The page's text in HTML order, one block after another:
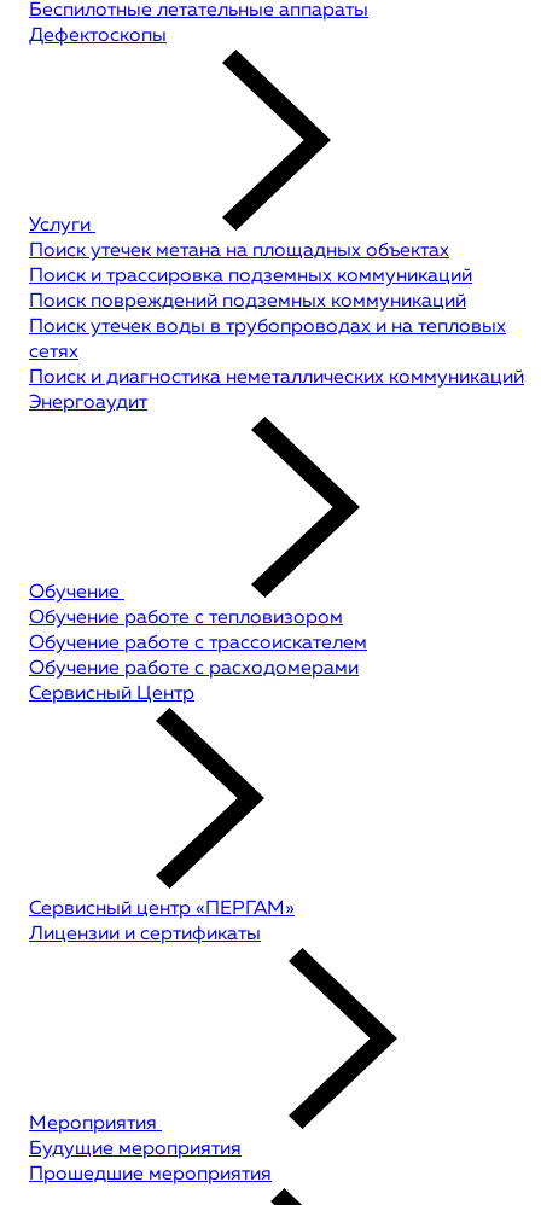
Беспилотные летательные аппараты
Дефектоскопы
Услуги
Поиск утечек метана на площадных объектах
Поиск и трассировка подземных коммуникаций
Поиск повреждений подземных коммуникаций
Поиск утечек воды в трубопроводах и на тепловых
сетях
Поиск и диагностика неметаллических коммуникаций
Энергоаудит
Обучение
Обучение работе с тепловизором
Обучение работе с трассоискателем
Обучение работе с расходомерами
Сервисный Центр
Сервисный центр «ПЕРГАМ»
Лицензии и сертификаты
Мероприятия
Будущие мероприятия
Прошедшие мероприятия